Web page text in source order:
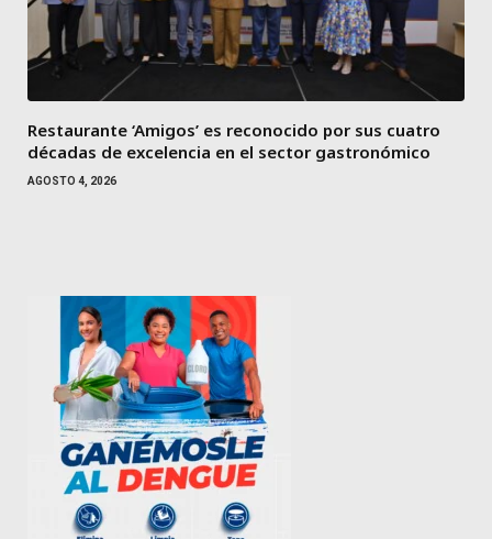
Restaurante ‘Amigos’ es reconocido por sus cuatro
décadas de excelencia en el sector gastronómico
AGOSTO 4, 2026